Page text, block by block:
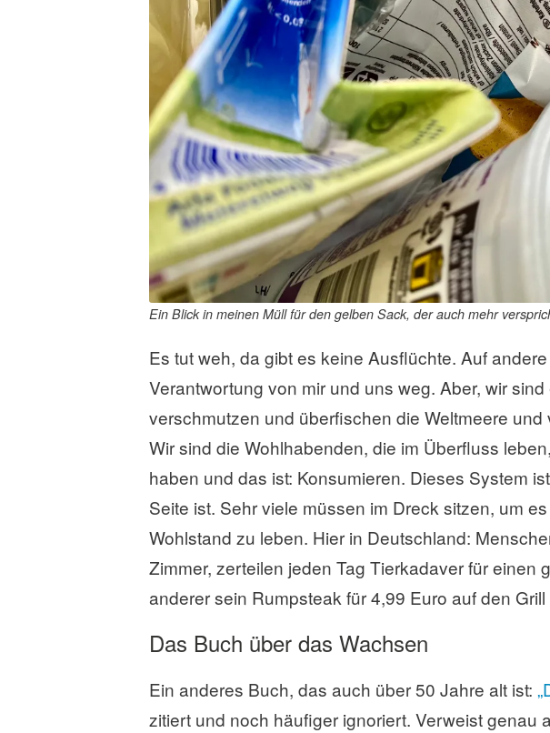
Ein Blick in meinen Müll für den gelben Sack, der auch mehr
Es tut weh, da gibt es keine Ausflüchte. Auf
Verantwortung von mir und uns weg. Aber, wir
verschmutzen und überfischen die Weltmeere
Wir sind die Wohlhabenden, die im Überfluss
haben und das ist: Konsumieren. Dieses System
Seite ist. Sehr viele müssen im Dreck sitzen, um
Wohlstand zu leben. Hier in Deutschland:
Zimmer, zerteilen jeden Tag Tierkadaver für einen
anderer sein Rumpsteak für 4,99 Euro auf den
Das Buch über das Wachsen
Ein anderes Buch, das auch über 50 Jahre alt ist:
zitiert und noch häufiger ignoriert. Verweist genau